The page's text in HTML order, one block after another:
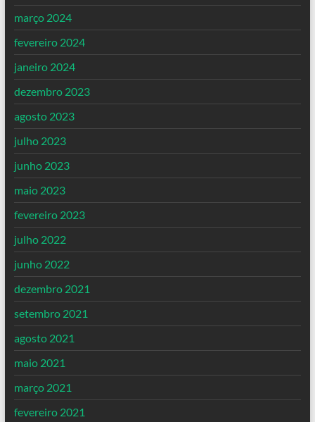
março 2024
fevereiro 2024
janeiro 2024
dezembro 2023
agosto 2023
julho 2023
junho 2023
maio 2023
fevereiro 2023
julho 2022
junho 2022
dezembro 2021
setembro 2021
agosto 2021
maio 2021
março 2021
fevereiro 2021